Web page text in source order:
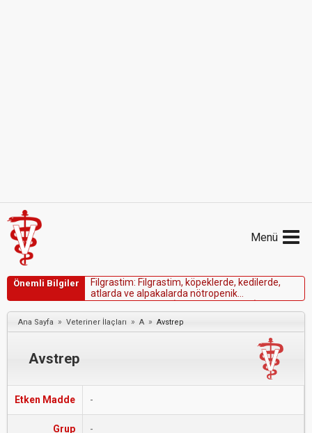
Menü
Önemli Bilgiler Fi grastim: Fi grastim, köpekerde, kedi erde,
atarda ve a paka arda nötropenik
komplikasyonların(örn.enfeksiyonlar)
yönetimindefaydalıolabilir.
Ana Sayfa » Veteriner İlaçları » A » Avstrep
Avstrep
Etken Madde -
Grup -